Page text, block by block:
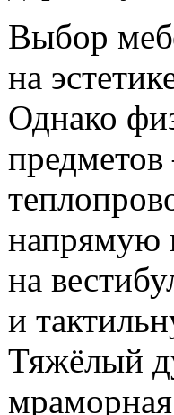
Выбор
на
Однако
напрямую
на
и
Тяжёлый